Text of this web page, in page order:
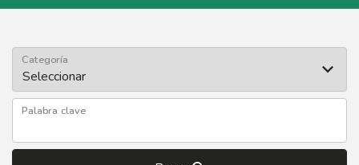
Categoría
Palabra clave